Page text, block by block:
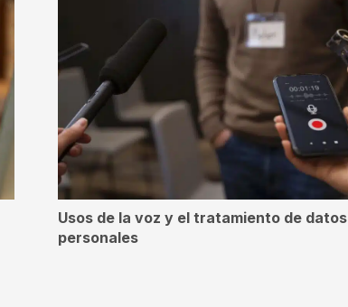
Usos de la voz y el tratamiento de datos
personales